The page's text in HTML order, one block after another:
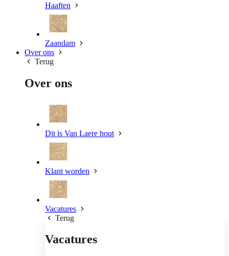
Haaften
Zaandam
Over ons
Terug
Over ons
Dit is Van Laere hout
Klant worden
Vacatures
Terug
Vacatures